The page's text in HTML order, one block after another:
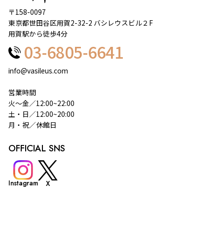
〒158-0097
東京都世田谷区用賀2-32-2 バシレウスビル２F
用賀駅から徒歩4分
03-6805-6641
info@vasileus.com
営業時間
火～金／12:00~22:00
土・日／12:00~20:00
月・祝／休館日
OFFICIAL SNS
Instagram X